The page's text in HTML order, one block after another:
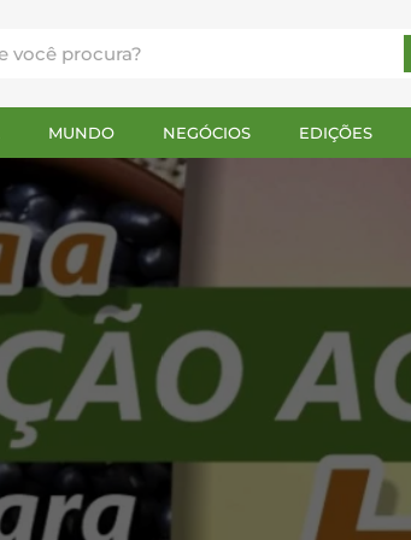
MUNDO NEGÓCIOS EDIÇÕES